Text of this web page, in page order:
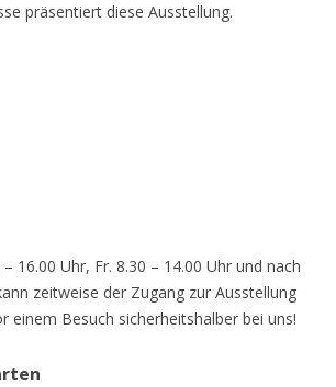
präsentiert diese Ausstellung.
16.00 Uhr, Fr. 8.30 – 14.00 Uhr und nach
zeitweise der Zugang zur Ausstellung
Besuch sicherheitshalber bei uns!